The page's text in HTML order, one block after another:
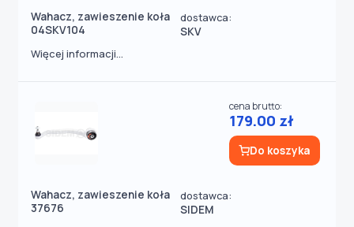
Wahacz, zawieszenie koła
04SKV104
dostawca:
SKV
Więcej informacji...
Wahacz, zawieszenie koła
37676
dostawca:
SIDEM
cena brutto:
179.00 zł
Do koszyka